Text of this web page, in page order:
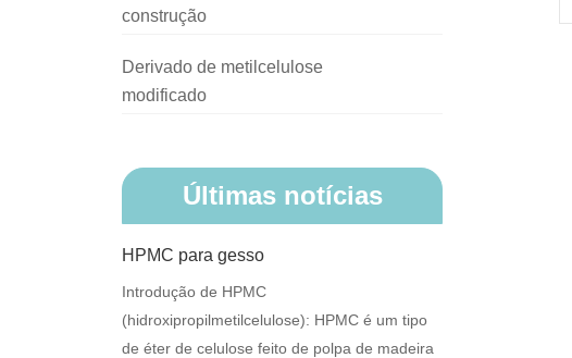
construção
Derivado de metilcelulose
modificado
Últimas notícias
HPMC para gesso
Introdução de HPMC
(hidroxipropilmetilcelulose): HPMC é um tipo
de éter de celulose feito de polpa de madeira